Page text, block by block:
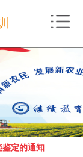
定的通知